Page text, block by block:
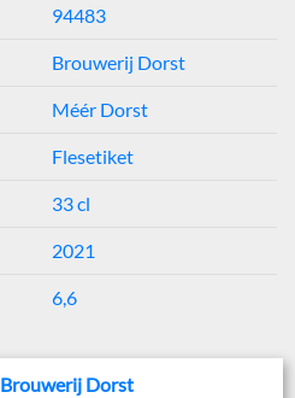
94483
Brouwerij Dorst
Méér Dorst
Flesetiket
33 cl
2021
6,6
Brouwerij Dorst